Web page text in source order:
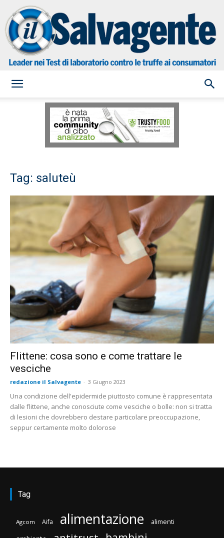
Salvagente
Tag: saluteù
Flittene: cosa sono e come trattare le
vesciche
redazione il Salvagente - 3 Giugno 2023
Una condizione dell'epidermide piuttosto comune è rappresentata
dalle flittene, anche conosciute come vesciche o bolle: non si tratta
di lesioni che dovrebbero destare particolare preoccupazione,
seppur certamente molto dolorose
Tag
Agcom Aifa alimentazione alimenti